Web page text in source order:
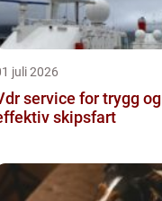
juli 2026
service for trygg og
skipsfart